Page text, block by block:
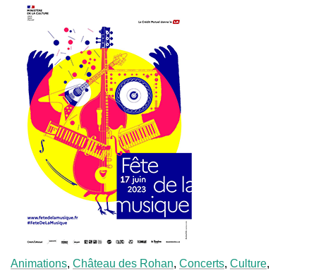
Animations, Château des Rohan, Concerts, Culture,